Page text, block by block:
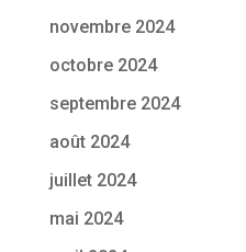
novembre 2024
octobre 2024
septembre 2024
août 2024
juillet 2024
mai 2024